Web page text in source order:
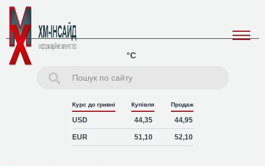
°C
Курс до гривні Купівля Продаж
USD 44,35 44,95
EUR 51,10 52,10